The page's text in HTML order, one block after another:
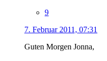
9
7. Februar 2011, 07:31
Guten Morgen Jonna,